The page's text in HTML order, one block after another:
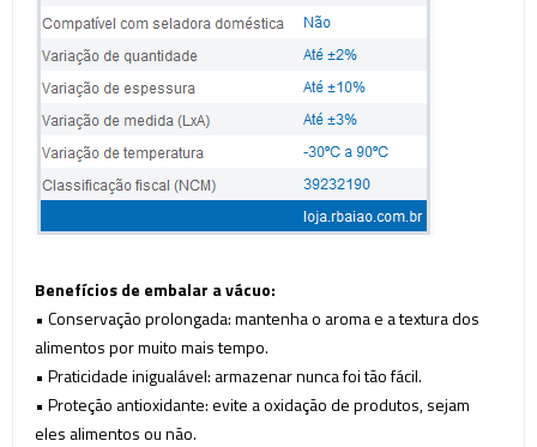
Benefícios de embalar a vácuo:
• Conservação prolongada: mantenha o aroma e a textura dos
alimentos por muito mais tempo.
• Praticidade inigualável: armazenar nunca foi tão fácil.
• Proteção antioxidante: evite a oxidação de produtos, sejam
eles alimentos ou não.